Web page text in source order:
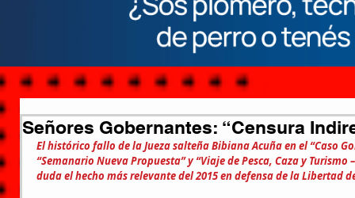
Señores Gobernantes: “Censura
El histórico fallo de la Jueza salteña Bibiana Acuña en el “Caso
“Semanario Nueva Propuesta” y “Viaje de Pesca, Caza y
duda el hecho más relevante del 2015 en defensa de la Libertad